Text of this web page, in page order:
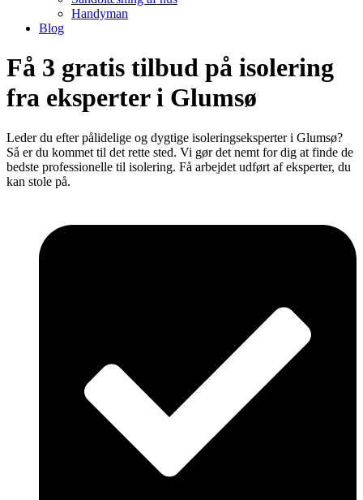
Handyman
Blog
Få 3 gratis tilbud på isolering
fra eksperter i Glumsø
Leder du efter pålidelige og dygtige isoleringseksperter i Glumsø?
Så er du kommet til det rette sted. Vi gør det nemt for dig at finde de
bedste professionelle til isolering. Få arbejdet udført af eksperter, du
kan stole på.